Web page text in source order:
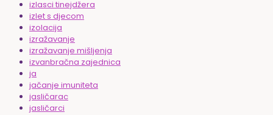
izlasci tinejdžera
izlet s djecom
izolacija
izražavanje
izražavanje mišljenja
izvanbračna zajednica
ja
jačanje imuniteta
jasličarac
jasličarci